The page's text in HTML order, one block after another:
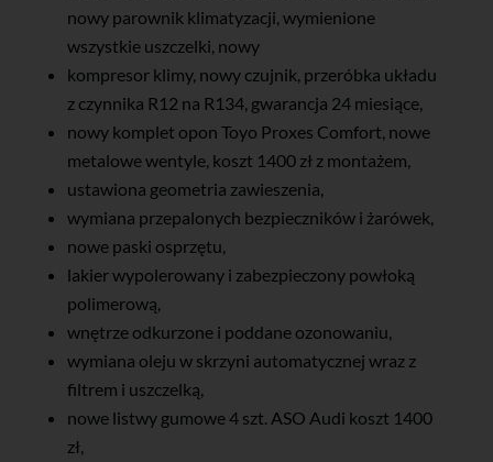
nowy parownik klimatyzacji, wymienione
wszystkie uszczelki, nowy
kompresor klimy, nowy czujnik, przeróbka układu
z czynnika R12 na R134, gwarancja 24 miesiące,
nowy komplet opon Toyo Proxes Comfort, nowe
metalowe wentyle, koszt 1400 zł z montażem,
ustawiona geometria zawieszenia,
wymiana przepalonych bezpieczników i żarówek,
nowe paski osprzętu,
lakier wypolerowany i zabezpieczony powłoką
polimerową,
wnętrze odkurzone i poddane ozonowaniu,
wymiana oleju w skrzyni automatycznej wraz z
filtrem i uszczelką,
nowe listwy gumowe 4 szt. ASO Audi koszt 1400
zł,